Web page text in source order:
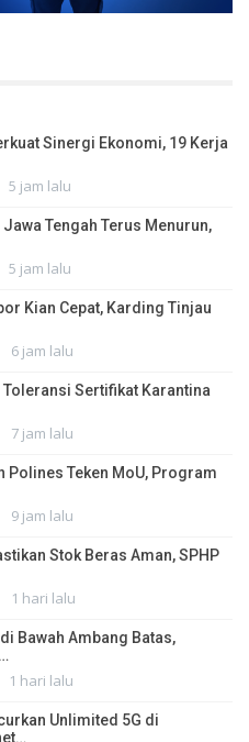
Sinergi Ekonomi, 19 Kerja
5 jam lalu
Tengah Terus Menurun,
5 jam lalu
Kian Cepat, Karding Tinjau
6 jam lalu
Toleransi Sertifikat Karantina
7 jam lalu
Polines Teken MoU, Program
9 jam lalu
Stok Beras Aman, SPHP
1 hari lalu
Bawah Ambang Batas,
1 hari lalu
Unlimited 5G di